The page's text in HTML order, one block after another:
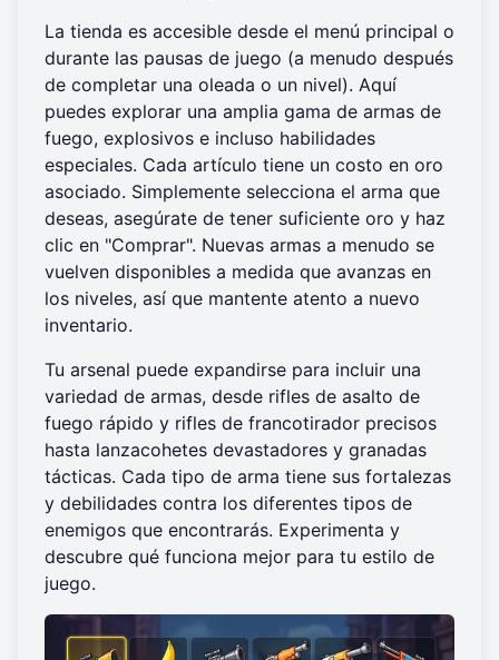
La tienda es accesible desde el menú principal o
durante las pausas de juego (a menudo después
de completar una oleada o un nivel). Aquí
puedes explorar una amplia gama de armas de
fuego, explosivos e incluso habilidades
especiales. Cada artículo tiene un costo en oro
asociado. Simplemente selecciona el arma que
deseas, asegúrate de tener suficiente oro y haz
clic en "Comprar". Nuevas armas a menudo se
vuelven disponibles a medida que avanzas en
los niveles, así que mantente atento a nuevo
inventario.
Tu arsenal puede expandirse para incluir una
variedad de armas, desde rifles de asalto de
fuego rápido y rifles de francotirador precisos
hasta lanzacohetes devastadores y granadas
tácticas. Cada tipo de arma tiene sus fortalezas
y debilidades contra los diferentes tipos de
enemigos que encontrarás. Experimenta y
descubre qué funciona mejor para tu estilo de
juego.